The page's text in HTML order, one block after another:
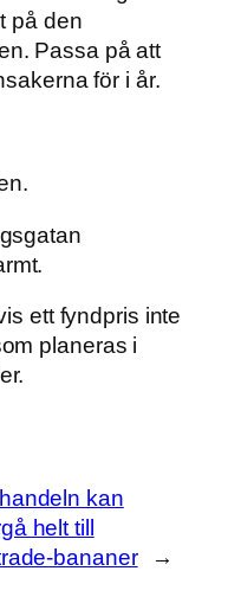
på den
Passa på att
för i år.
ett fyndpris inte
planeras i
kan
helt till
bananer
→